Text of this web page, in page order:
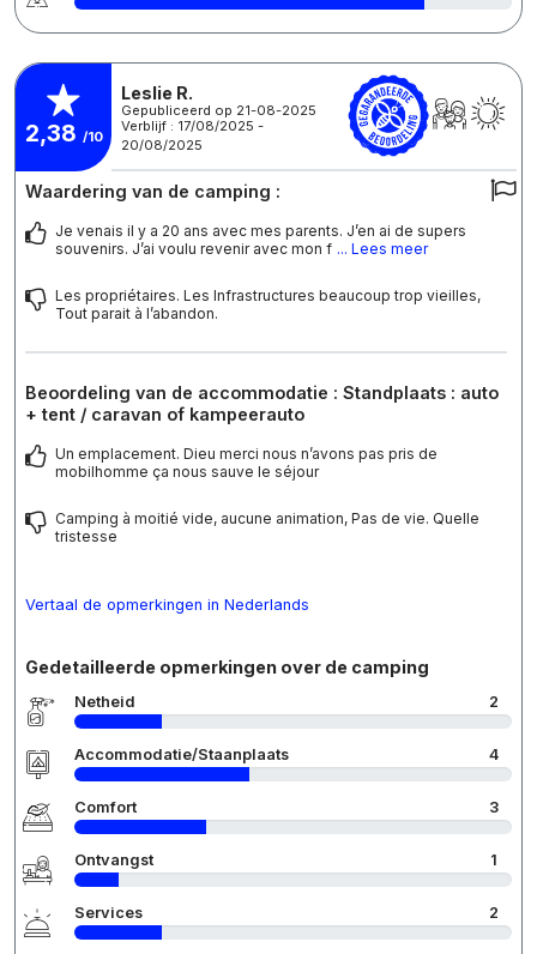
2,38 /10
Leslie R.
Gepubliceerd op 21-08-2025
Verblijf : 17/08/2025 -
20/08/2025
Waardering van de camping :
Je venais il y a 20 ans avec mes parents. J’en ai de supers
souvenirs. J’ai voulu revenir avec mon f ... Lees meer
Les propriétaires. Les Infrastructures beaucoup trop vieilles,
Tout parait à l’abandon.
Beoordeling van de accommodatie : Standplaats : auto
+ tent / caravan of kampeerauto
Un emplacement. Dieu merci nous n’avons pas pris de
mobilhomme ça nous sauve le séjour
Camping à moitié vide, aucune animation, Pas de vie. Quelle
tristesse
Vertaal de opmerkingen in Nederlands
Gedetailleerde opmerkingen over de camping
Netheid 2
Accommodatie/Staanplaats 4
Comfort 3
Ontvangst 1
Services 2